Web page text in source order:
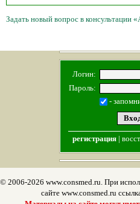
Задать новый вопрос в консультации
Логин:
Пароль:
-
регистрация|
© 2006-2026 www.consmed.ru. При
сайте www.consmed.ru